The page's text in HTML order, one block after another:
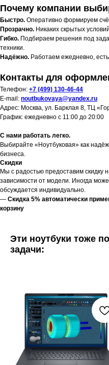
Почему компании
Быстро. Оперативно формируем
Прозрачно. Никаких скрытых
Гибко. Подбираем решения под
техники.
Надёжно. Работаем ежедневно,
Контакты для
Телефон: +7 (499) 130-46-44
E-mail: noutbukovaya@yandex.ru
Адрес: Москва, ул. Барклая 8, ТЦ
График: ежедневно с 11:00 до 20:00
С нами работать легко.
Выбирайте «Ноутбуковая» как
бизнеса.
Скидки
Мы с радостью предоставим скидку
зависимости от модели. Иногда
обсуждается индивидуально.
— Скидка 5% автоматически
корзину
Эти ноутбуки тоже
задачи: